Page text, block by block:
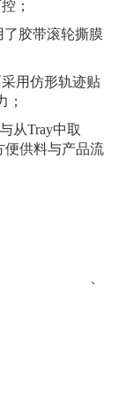
；
了胶带滚轮撕膜
用仿形轨迹贴
；
从Tray中取
便供料与产品流
问题； 、